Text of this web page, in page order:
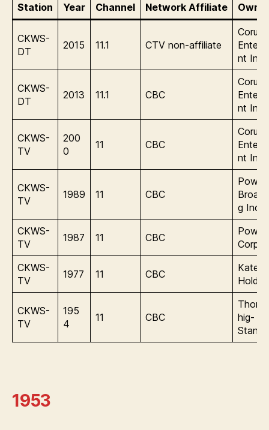
Station Year Channel Network Affiliate
CKWS-
DT
2015 11.1 CTV non-affiliate
Corus
nt Inc.
CKWS-
DT
2013 11.1 CBC
Corus
nt Inc.
CKWS-
TV
200
0
11 CBC
Corus
nt Inc.
CKWS-
TV
1989 11 CBC
Power
g Inc.
CKWS-
TV
1987 11 CBC
Power
CKWS-
TV
1977 11 CBC
CKWS-
TV
195
4
11 CBC
hig-
1953